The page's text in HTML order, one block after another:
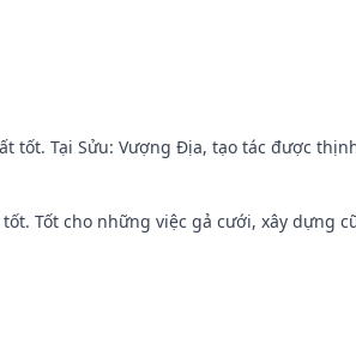
tốt. Tại Sửu: Vượng Địa, tạo tác được
Tốt cho những việc gả cưới, xây dựng